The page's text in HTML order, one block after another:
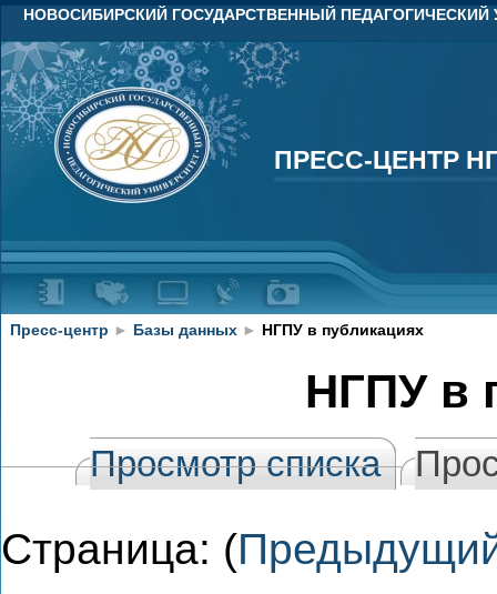
НОВОСИБИРСКИЙ ГОСУДАРСТВЕННЫЙ ПЕДАГОГИЧЕСКИЙ
ПРЕСС-ЦЕНТР
ПРЕСС-ЦЕНТР
Пресс-центр ► Базы данных ► НГПУ в публикациях
НГПУ в
Просмотр списка
Страница: (